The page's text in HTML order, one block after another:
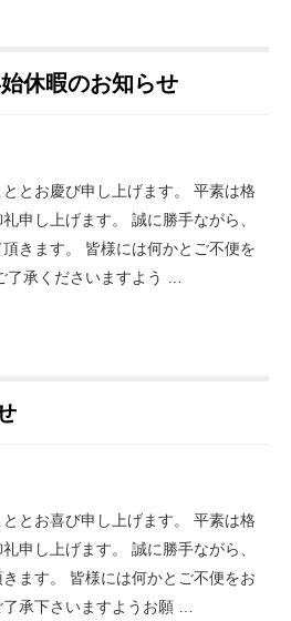
休暇のお知らせ
とお慶び申し上げます。 平素は格
申し上げます。 誠に勝手ながら、
きます。 皆様には何かとご不便を
了承くださいますよう …
とお喜び申し上げます。 平素は格
申し上げます。 誠に勝手ながら、
ます。 皆様には何かとご不便をお
承下さいますようお願 …